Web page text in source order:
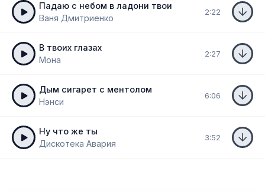
Падаю с небом в ладони твои
Ваня Дмитриенко
2:22
В твоих глазах
Мона
2:27
Дым сигарет с ментолом
Нэнси
6:06
Ну что же ты
Дискотека Авария
3:52